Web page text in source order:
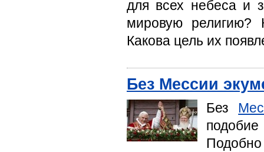
для всех небеса и
мировую религию?
Какова цель их
Без Мессии
Без